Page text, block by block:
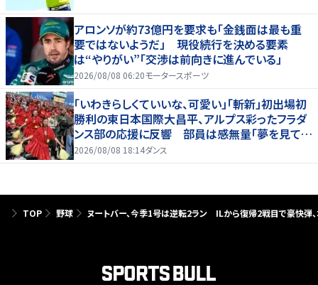
アロンソが約73億円を要求も「金銭面は最も重
要ではないようだ」 現役続行を決める要素
は“やりがい”「交渉は前向きに進んでいる」
2026/08/08 06:20モータースポーツ
「いわきらしくていいな、可愛い」「斬新」初出場初
勝利の東日本国際大昌平、アルプス彩ったフラダ
ンス部の応援に反響 部員は感無量「夢を見てい
るよう」
2026/08/08 18:14ダンス
TOP 野球 ヌートバー、今季1号は逆転2ラン ILから復帰2戦目で豪快弾